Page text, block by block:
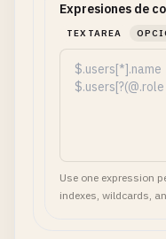
Expresiones de
TEXTAREA
Use one expression
indexes, wildcards,